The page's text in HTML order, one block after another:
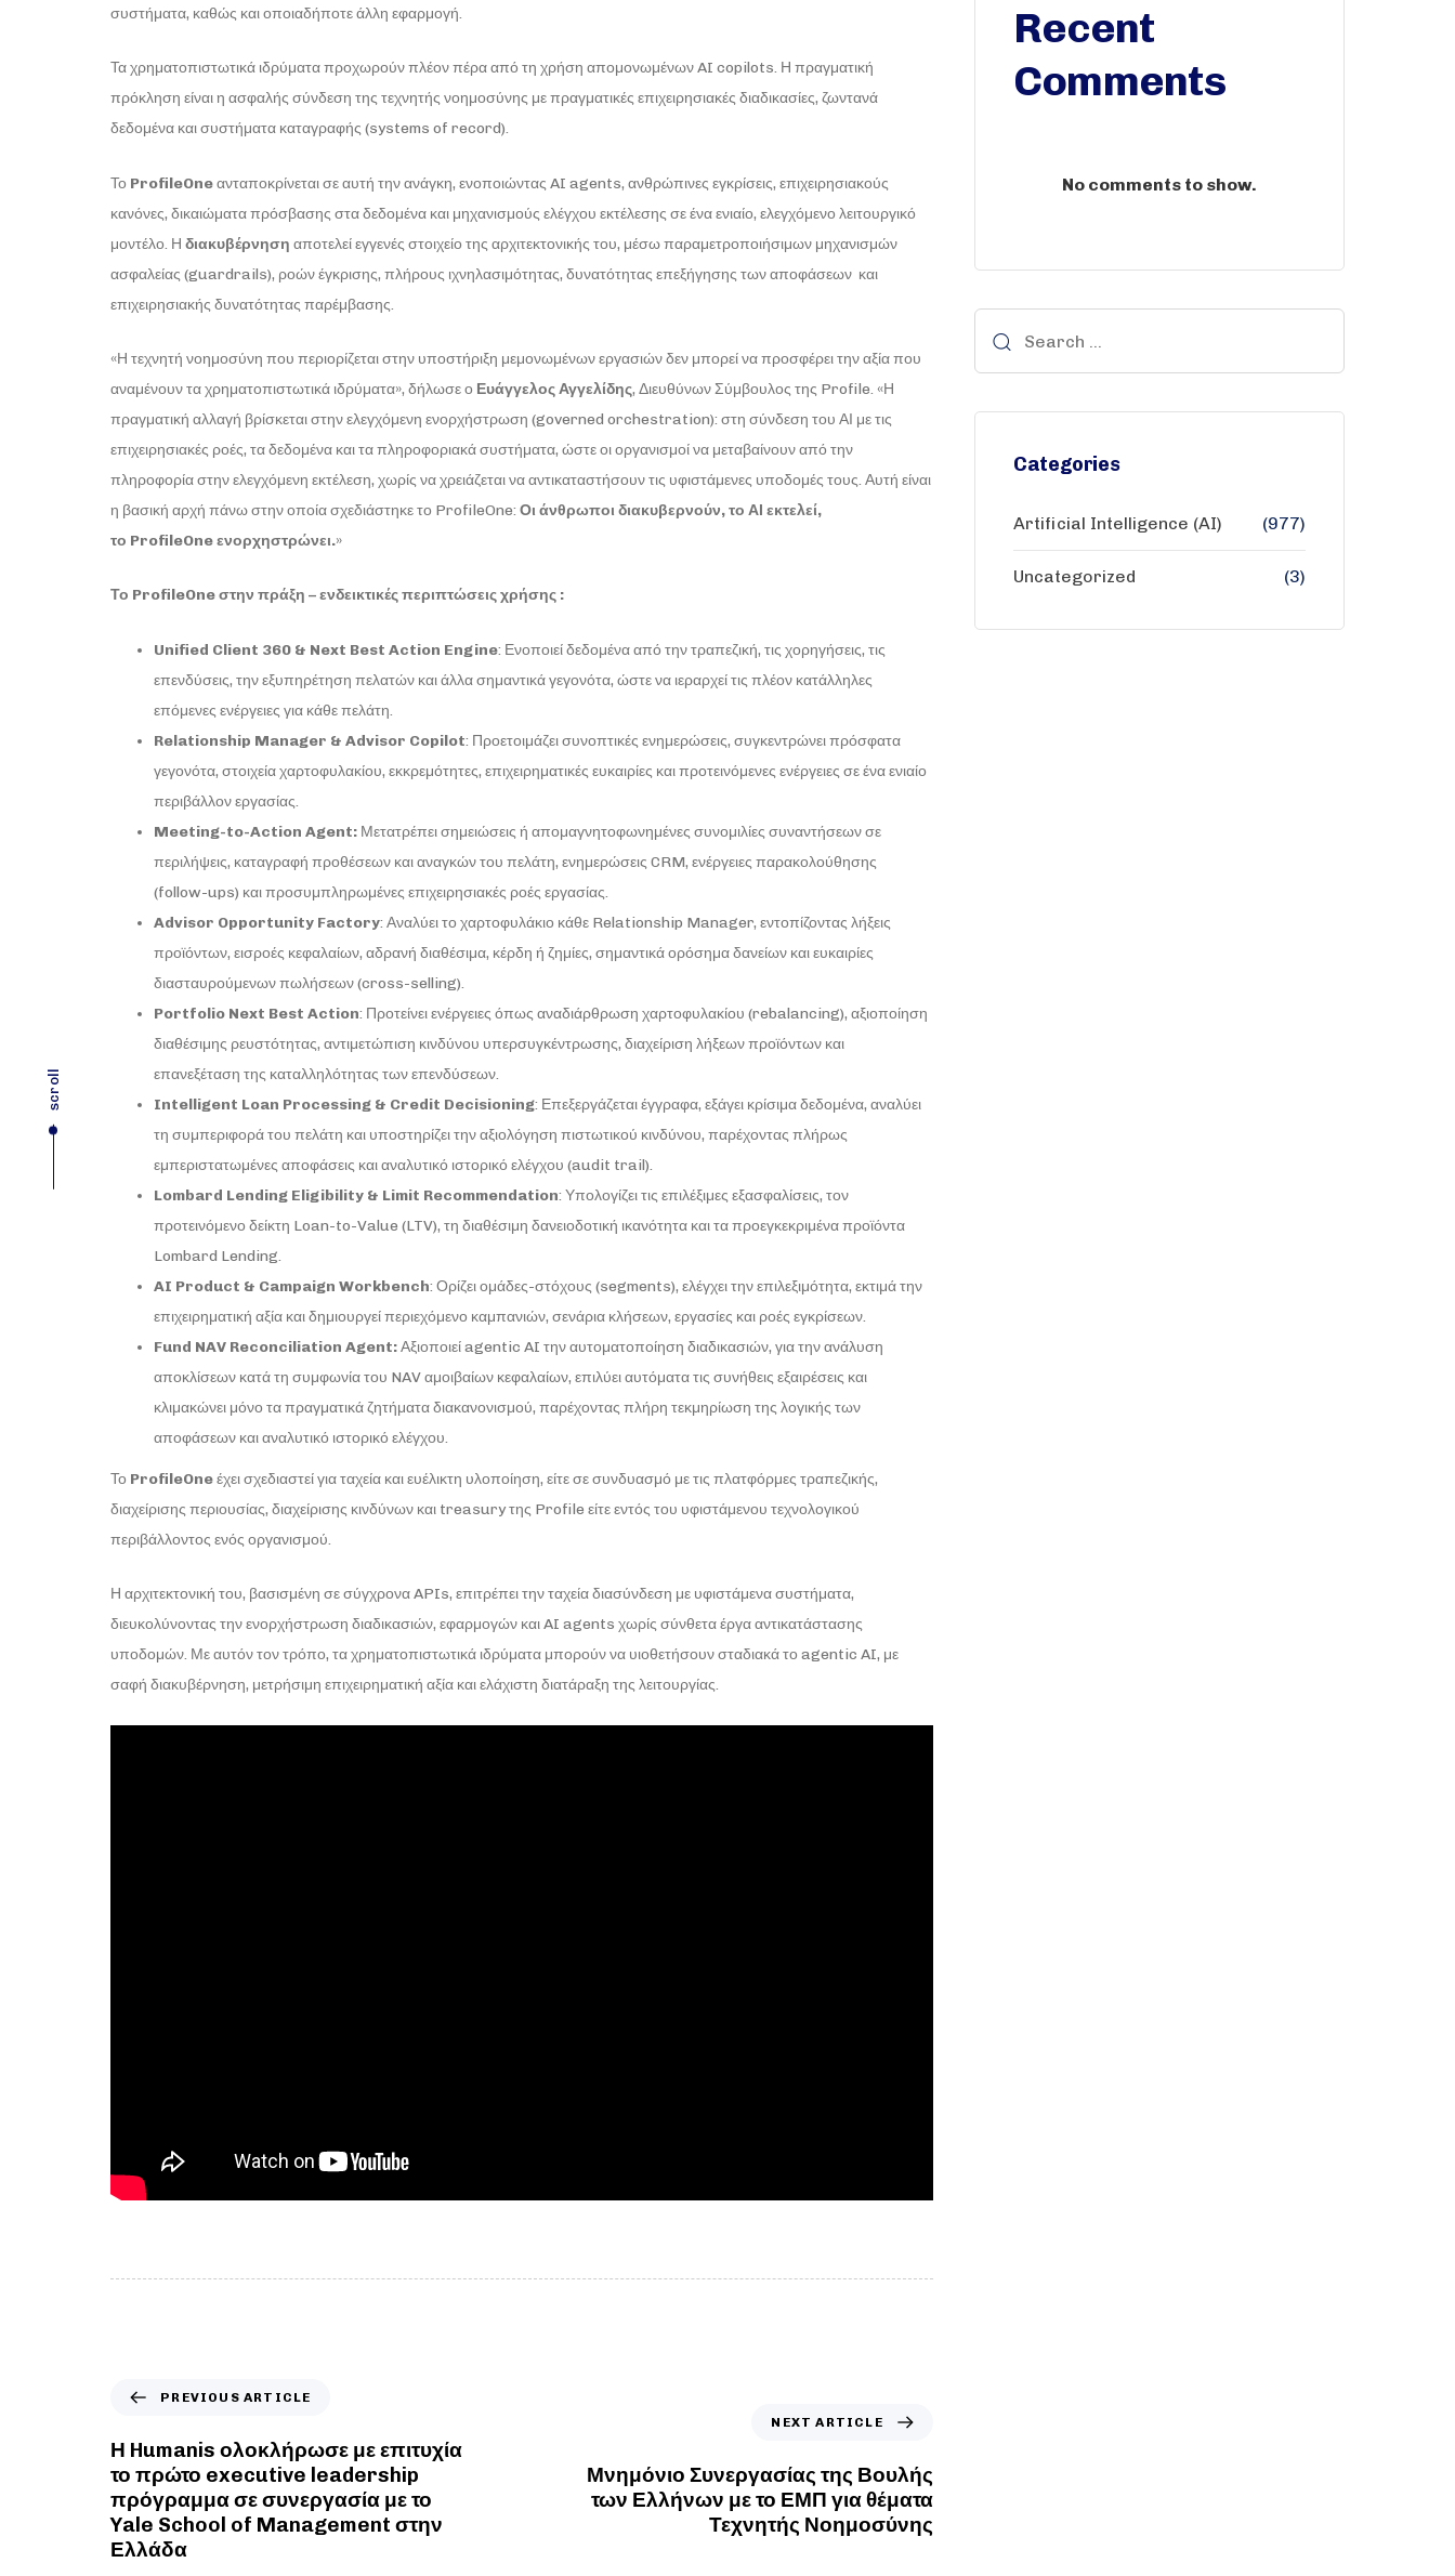
scroll
συστήματα, καθώς και οποιαδήποτε άλλη εφαρμογή.
Τα χρηματοπιστωτικά ιδρύματα προχωρούν πλέον πέρα από τη χρήση απομονωμένων AI copilots. Η πραγματική
πρόκληση είναι η ασφαλής σύνδεση της τεχνητής νοημοσύνης με πραγματικές επιχειρησιακές διαδικασίες, ζωντανά
δεδομένα και συστήματα καταγραφής (systems of record).
Το ProfileOneανταποκρίνεται σε αυτή την ανάγκη, ενοποιώντας AI agents, ανθρώπινες εγκρίσεις, επιχειρησιακούς
κανόνες, δικαιώματα πρόσβασης στα δεδομένα και μηχανισμούς ελέγχου εκτέλεσης σε ένα ενιαίο, ελεγχόμενο λειτουργικό
μοντέλο. Η διακυβέρνηση αποτελεί εγγενές στοιχείο της αρχιτεκτονικής του, μέσω παραμετροποιήσιμων μηχανισμών
ασφαλείας (guardrails), ροών έγκρισης, πλήρους ιχνηλασιμότητας, δυνατότητας επεξήγησης των αποφάσεων και
επιχειρησιακής δυνατότητας παρέμβασης.
«Η τεχνητή νοημοσύνη που περιορίζεται στην υποστήριξη μεμονωμένων εργασιών δεν μπορεί να προσφέρει την αξία που
αναμένουν τα χρηματοπιστωτικά ιδρύματα», δήλωσε ο Ευάγγελος Αγγελίδης, Διευθύνων Σύμβουλος της Profile. «Η
πραγματική αλλαγή βρίσκεται στην ελεγχόμενη ενορχήστρωση (governed orchestration): στη σύνδεση του ΑΙ με τις
επιχειρησιακές ροές, τα δεδομένα και τα πληροφοριακά συστήματα, ώστε οι οργανισμοί να μεταβαίνουν από την
πληροφορία στην ελεγχόμενη εκτέλεση, χωρίς να χρειάζεται να αντικαταστήσουν τις υφιστάμενες υποδομές τους. Αυτή είναι
η βασική αρχή πάνω στην οποία σχεδιάστηκε το ProfileOne: Οι άνθρωποι διακυβερνούν, το ΑΙ εκτελεί,
το ProfileOneενορχηστρώνει.»
Το ProfileOneστην πράξη – ενδεικτικές περιπτώσεις χρήσης :
Unified Client 360 & Next Best Action Engine: Ενοποιεί δεδομένα από την τραπεζική, τις χορηγήσεις, τις
επενδύσεις, την εξυπηρέτηση πελατών και άλλα σημαντικά γεγονότα, ώστε να ιεραρχεί τις πλέον κατάλληλες
επόμενες ενέργειες για κάθε πελάτη.
Relationship Manager & Advisor Copilot: Προετοιμάζει συνοπτικές ενημερώσεις, συγκεντρώνει πρόσφατα
γεγονότα, στοιχεία χαρτοφυλακίου, εκκρεμότητες, επιχειρηματικές ευκαιρίες και προτεινόμενες ενέργειες σε ένα ενιαίο
περιβάλλον εργασίας.
Meeting-to-Action Agent: Μετατρέπει σημειώσεις ή απομαγνητοφωνημένες συνομιλίες συναντήσεων σε
περιλήψεις, καταγραφή προθέσεων και αναγκών του πελάτη, ενημερώσεις CRM, ενέργειες παρακολούθησης
(follow-ups) και προσυμπληρωμένες επιχειρησιακές ροές εργασίας.
Advisor Opportunity Factory: Αναλύει το χαρτοφυλάκιο κάθε Relationship Manager, εντοπίζοντας λήξεις
προϊόντων, εισροές κεφαλαίων, αδρανή διαθέσιμα, κέρδη ή ζημίες, σημαντικά ορόσημα δανείων και ευκαιρίες
διασταυρούμενων πωλήσεων (cross-selling).
Portfolio Next Best Action: Προτείνει ενέργειες όπως αναδιάρθρωση χαρτοφυλακίου (rebalancing), αξιοποίηση
διαθέσιμης ρευστότητας, αντιμετώπιση κινδύνου υπερσυγκέντρωσης, διαχείριση λήξεων προϊόντων και
επανεξέταση της καταλληλότητας των επενδύσεων.
Intelligent Loan Processing & Credit Decisioning: Επεξεργάζεται έγγραφα, εξάγει κρίσιμα δεδομένα, αναλύει
τη συμπεριφορά του πελάτη και υποστηρίζει την αξιολόγηση πιστωτικού κινδύνου, παρέχοντας πλήρως
εμπεριστατωμένες αποφάσεις και αναλυτικό ιστορικό ελέγχου (audit trail).
Lombard Lending Eligibility & Limit Recommendation: Υπολογίζει τις επιλέξιμες εξασφαλίσεις, τον
προτεινόμενο δείκτη Loan-to-Value (LTV), τη διαθέσιμη δανειοδοτική ικανότητα και τα προεγκεκριμένα προϊόντα
Lombard Lending.
AI Product & Campaign Workbench: Ορίζει ομάδες-στόχους (segments), ελέγχει την επιλεξιμότητα, εκτιμά την
επιχειρηματική αξία και δημιουργεί περιεχόμενο καμπανιών, σενάρια κλήσεων, εργασίες και ροές εγκρίσεων.
Fund NAV Reconciliation Agent:Αξιοποιεί agentic AI την αυτοματοποίηση διαδικασιών, για την ανάλυση
αποκλίσεων κατά τη συμφωνία του NAV αμοιβαίων κεφαλαίων, επιλύει αυτόματα τις συνήθεις εξαιρέσεις και
κλιμακώνει μόνο τα πραγματικά ζητήματα διακανονισμού, παρέχοντας πλήρη τεκμηρίωση της λογικής των
αποφάσεων και αναλυτικό ιστορικό ελέγχου.
Το ProfileOneέχει σχεδιαστεί για ταχεία και ευέλικτη υλοποίηση, είτε σε συνδυασμό με τις πλατφόρμες τραπεζικής,
διαχείρισης περιουσίας, διαχείρισης κινδύνων και treasury της Profile είτε εντός του υφιστάμενου τεχνολογικού
περιβάλλοντος ενός οργανισμού.
Η αρχιτεκτονική του, βασισμένη σε σύγχρονα APIs, επιτρέπει την ταχεία διασύνδεση με υφιστάμενα συστήματα,
διευκολύνοντας την ενορχήστρωση διαδικασιών, εφαρμογών και AI agents χωρίς σύνθετα έργα αντικατάστασης
υποδομών. Με αυτόν τον τρόπο, τα χρηματοπιστωτικά ιδρύματα μπορούν να υιοθετήσουν σταδιακά το agentic AI, με
σαφή διακυβέρνηση, μετρήσιμη επιχειρηματική αξία και ελάχιστη διατάραξη της λειτουργίας.
PREVIOUS ARTICLE
Η Humanis ολοκλήρωσε με επιτυχία
το πρώτο executive leadership
πρόγραμμα σε συνεργασία με το
Yale School of Management στην
Ελλάδα
NEXT ARTICLE
Μνημόνιο Συνεργασίας της Βουλής
των Ελλήνων με το ΕΜΠ για θέματα
Τεχνητής Νοημοσύνης
Recent
Comments
No comments to show.
Categories
Artificial Intelligence (AI) (977)
Uncategorized (3)